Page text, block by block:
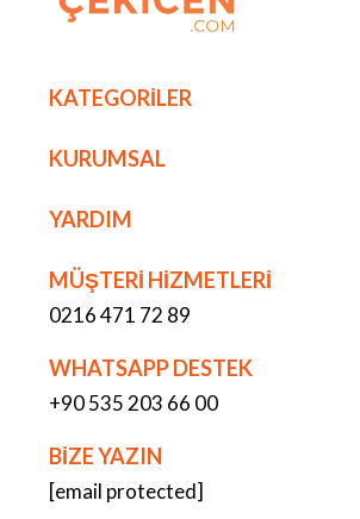
KATEGORİLER
KURUMSAL
YARDIM
MÜŞTERİ HİZMETLERİ
0216 471 72 89
WHATSAPP DESTEK
+90 535 203 66 00
BİZE YAZIN
[email protected]